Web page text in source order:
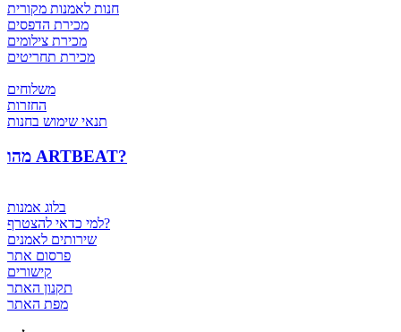
חנות לאמנות מקורית
מכירת הדפסים
מכירת צילומים
מכירת תחריטים
משלוחים
החזרות
תנאי שימוש בחנות
מהו ARTBEAT?
בלוג אמנות
למי כדאי להצטרף?
שירותים לאמנים
פרסום אתר
קישורים
תקנון האתר
מפת האתר